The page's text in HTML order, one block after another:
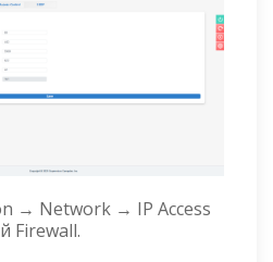
→ Network → IP Access
Firewall.